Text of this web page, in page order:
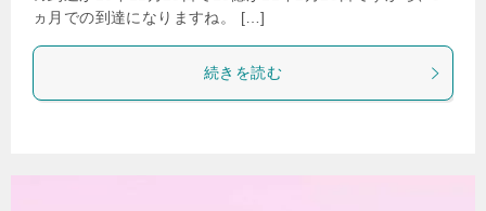
ヵ月での到達になりますね。 […]
続きを読む